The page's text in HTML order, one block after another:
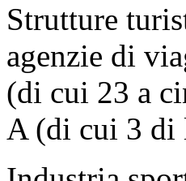
Strutture
agenzie di
(di cui 23 a
A (di cui 3